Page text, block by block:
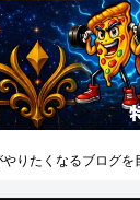
やりたくなるブログを